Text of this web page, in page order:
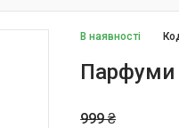
В наявності
Парфуми
999 ₴